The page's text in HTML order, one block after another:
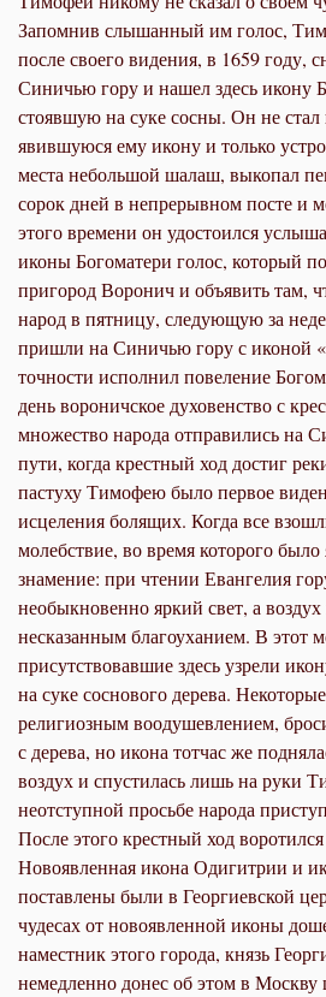
Запомнив слышанный им голос,
после своего видения, в 1659 году,
Синичью гору и нашел здесь икону
стоявшую на суке сосны. Он не стал
явившуюся ему икону и только
места небольшой шалаш, выкопал
сорок дней в непрерывном посте и
этого времени он удостоился
иконы Богоматери голос, который
пригород Воронич и объявить там,
народ в пятницу, следующую за
пришли на Синичью гору с иконой
точности исполнил повеление
день вороничское духовенство с
множество народа отправились на
пути, когда крестный ход достиг
пастуху Тимофею было первое
исцеления болящих. Когда все
молебствие, во время которого было
знамение: при чтении Евангелия
необыкновенно яркий свет, а
несказанным благоуханием. В этот
присутствовавшие здесь узрели
на суке соснового дерева.
религиозным воодушевлением,
с дерева, но икона тотчас же
воздух и спустилась лишь на руки
неотступной просьбе народа
После этого крестный ход
Новоявленная икона Одигитрии и
поставлены были в Георгиевской
чудесах от новоявленной иконы
наместник этого города, князь
немедленно донес об этом в